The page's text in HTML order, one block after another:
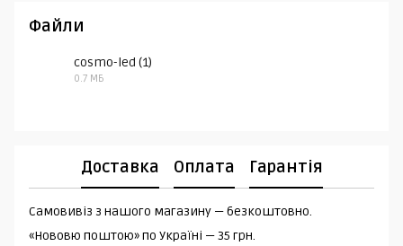
Файли
cosmo-led (1)
0.7 МБ
Доставка Оплата Гарантія
Самовивіз з нашого магазину — безкоштовно.
«Нововю поштою» по Україні — 35 грн.